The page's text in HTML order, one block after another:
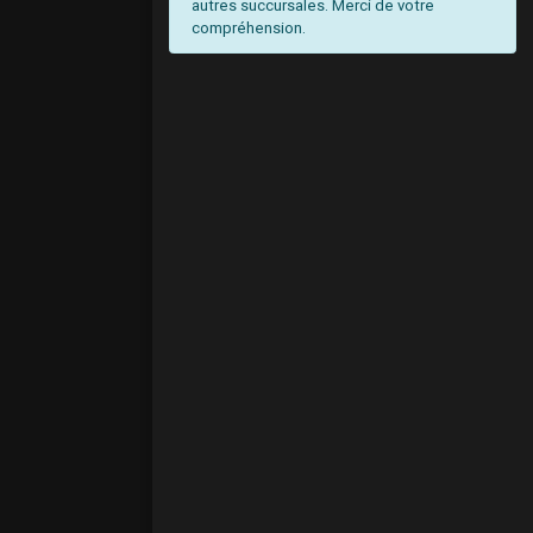
autres succursales. Merci de votre
compréhension.